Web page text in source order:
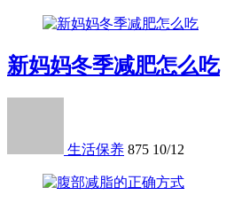
新妈妈冬季减肥怎么吃
生活保养 875 10/12